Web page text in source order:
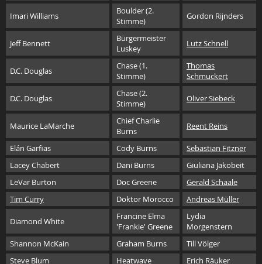
Imari Williams
Boulder (2.
Stimme)
Gordon Rijnders
Jeff Bennett
Bürgermeister
Luskey
Lutz Schnell
D.C. Douglas
Chase (1.
Stimme)
Thomas
Schmuckert
D.C. Douglas
Chase (2.
Stimme)
Oliver Siebeck
Maurice LaMarche
Chief Charlie
Burns
Reent Reins
Elán Garfias Cody Burns
Sebastian Fitzner
Lacey Chabert
Dani Burns
Giuliana Jakobeit
LeVar Burton
Doc Greene
Gerald Schaale
Tim Curry
Doktor Morocco Andreas Müller
Diamond White
Francine Elma
'Frankie' Greene
Lydia
Morgenstern
Shannon McKain
Graham Burns
Till Völger
Steve Blum
Heatwave
Erich Räuker